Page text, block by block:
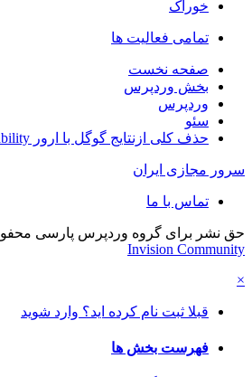
خوراک
تمامی فعالیت ها
صفحه نخست
بخش وردپرس
وردپرس
سئو
حذف کلی ازنتایج گوگل با ارور mobile usability
سرور مجازی ایران
تماس با ما
حق نشر برای گروه وردپرس پارسی
Invision Community
×
قبلا ثبت نام کرده اید؟ وارد شوید
فهرست بخش ها